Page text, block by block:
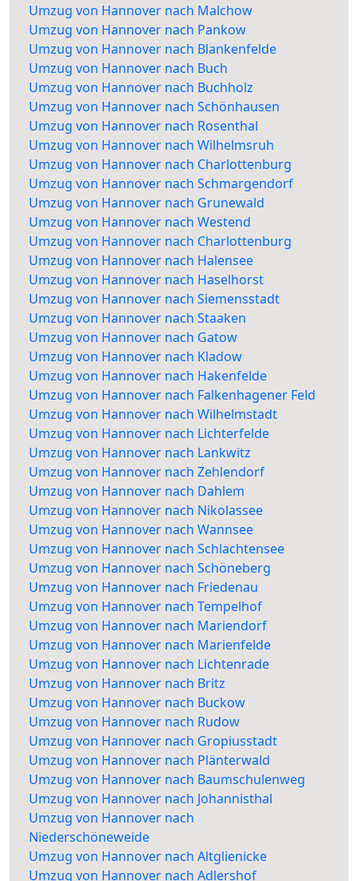
Umzug von Hannover nach Malchow
Umzug von Hannover nach Pankow
Umzug von Hannover nach Blankenfelde
Umzug von Hannover nach Buch
Umzug von Hannover nach Buchholz
Umzug von Hannover nach Schönhausen
Umzug von Hannover nach Rosenthal
Umzug von Hannover nach Wilhelmsruh
Umzug von Hannover nach Charlottenburg
Umzug von Hannover nach Schmargendorf
Umzug von Hannover nach Grunewald
Umzug von Hannover nach Westend
Umzug von Hannover nach Charlottenburg
Umzug von Hannover nach Halensee
Umzug von Hannover nach Haselhorst
Umzug von Hannover nach Siemensstadt
Umzug von Hannover nach Staaken
Umzug von Hannover nach Gatow
Umzug von Hannover nach Kladow
Umzug von Hannover nach Hakenfelde
Umzug von Hannover nach Falkenhagener Feld
Umzug von Hannover nach Wilhelmstadt
Umzug von Hannover nach Lichterfelde
Umzug von Hannover nach Lankwitz
Umzug von Hannover nach Zehlendorf
Umzug von Hannover nach Dahlem
Umzug von Hannover nach Nikolassee
Umzug von Hannover nach Wannsee
Umzug von Hannover nach Schlachtensee
Umzug von Hannover nach Schöneberg
Umzug von Hannover nach Friedenau
Umzug von Hannover nach Tempelhof
Umzug von Hannover nach Mariendorf
Umzug von Hannover nach Marienfelde
Umzug von Hannover nach Lichtenrade
Umzug von Hannover nach Britz
Umzug von Hannover nach Buckow
Umzug von Hannover nach Rudow
Umzug von Hannover nach Gropiusstadt
Umzug von Hannover nach Plänterwald
Umzug von Hannover nach Baumschulenweg
Umzug von Hannover nach Johannisthal
Umzug von Hannover nach
Niederschöneweide
Umzug von Hannover nach Altglienicke
Umzug von Hannover nach Adlershof